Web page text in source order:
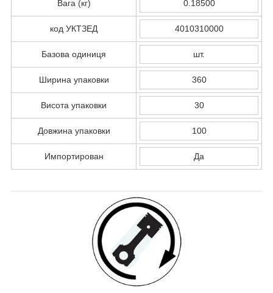
Вага (кг) 0.18500
код УКТЗЕД 4010310000
Базова одиниця шт.
Ширина упаковки 360
Висота упаковки 30
Довжина упаковки 100
Импортирован Да